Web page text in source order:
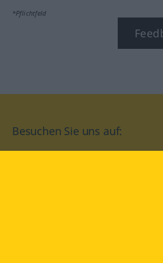
*Pflichtfeld
Besuchen Sie uns auf: